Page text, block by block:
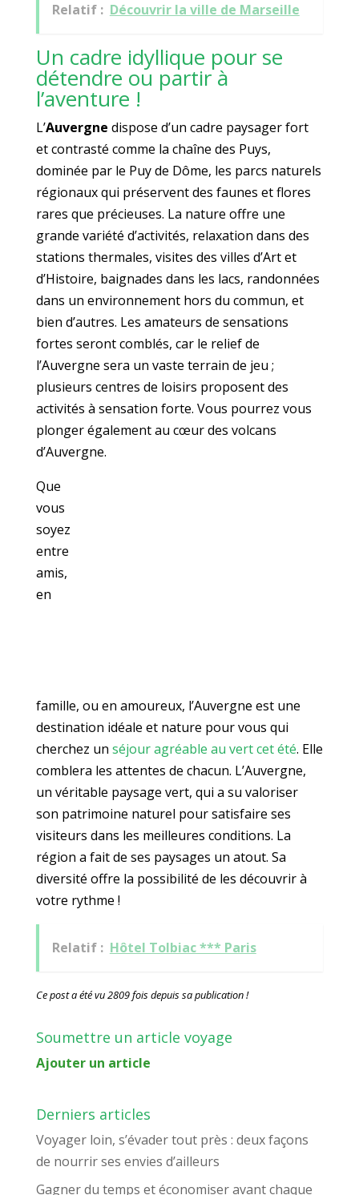
Relatif : Découvrir la ville de Marseille
Un cadre idyllique pour se
détendre ou partir à
l’aventure !
L’Auvergne dispose d’un cadre paysager fort
et contrasté comme la chaîne des Puys,
dominée par le Puy de Dôme, les parcs naturels
régionaux qui préservent des faunes et flores
rares que précieuses. La nature offre une
grande variété d’activités, relaxation dans des
stations thermales, visites des villes d’Art et
d’Histoire, baignades dans les lacs, randonnées
dans un environnement hors du commun, et
bien d’autres. Les amateurs de sensations
fortes seront comblés, car le relief de
l’Auvergne sera un vaste terrain de jeu ;
plusieurs centres de loisirs proposent des
activités à sensation forte. Vous pourrez vous
plonger également au cœur des volcans
d’Auvergne.
Que
vous
soyez
entre
amis,
en
famille, ou en amoureux, l’Auvergne est une
destination idéale et nature pour vous qui
cherchez un séjour agréable au vert cet été. Elle
comblera les attentes de chacun. L’Auvergne,
un véritable paysage vert, qui a su valoriser
son patrimoine naturel pour satisfaire ses
visiteurs dans les meilleures conditions. La
région a fait de ses paysages un atout. Sa
diversité offre la possibilité de les découvrir à
votre rythme !
Relatif : Hôtel Tolbiac *** Paris
Ce post a été vu 2809 fois depuis sa publication !
Soumettre un article voyage
Ajouter un article
Derniers articles
Voyager loin, s’évader tout près : deux façons
de nourrir ses envies d’ailleurs
Gagner du temps et économiser avant chaque